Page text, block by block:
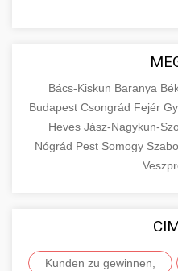
Bács-Kiskun Baranya
Budapest Csongrád Fejér
Heves Jász-Nagykun-
Nógrád Pest Somogy
Kunden zu gewinnen,